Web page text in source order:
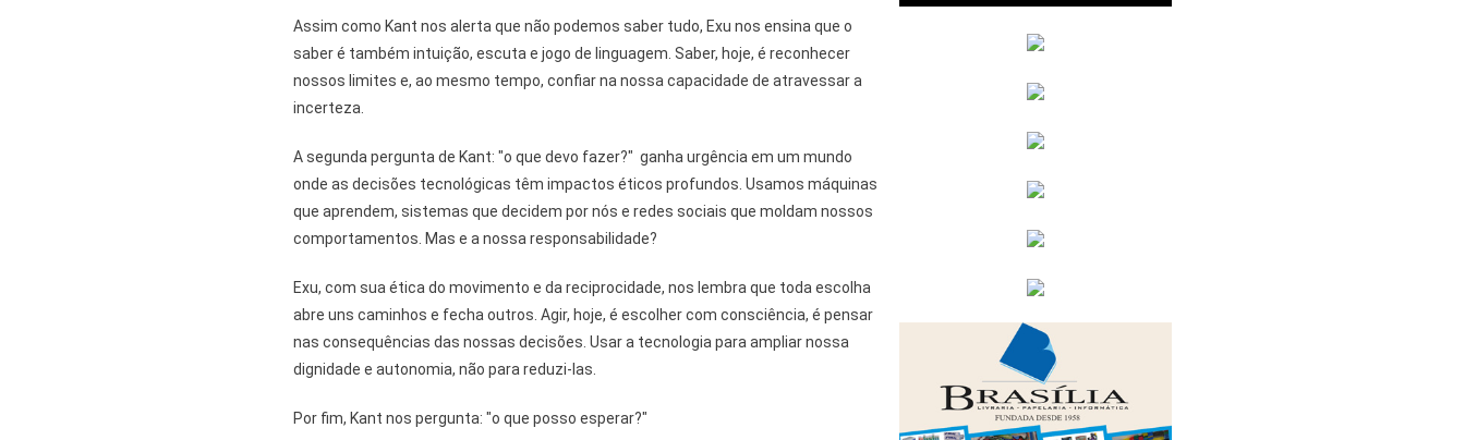
Assim como Kant nos alerta que não podemos saber tudo, Exu nos ensina que o
saber é também intuição, escuta e jogo de linguagem. Saber, hoje, é reconhecer
nossos limites e, ao mesmo tempo, confiar na nossa capacidade de atravessar a
incerteza.
A segunda pergunta de Kant: "o que devo fazer?" ganha urgência em um mundo
onde as decisões tecnológicas têm impactos éticos profundos. Usamos máquinas
que aprendem, sistemas que decidem por nós e redes sociais que moldam nossos
comportamentos. Mas e a nossa responsabilidade?
Exu, com sua ética do movimento e da reciprocidade, nos lembra que toda escolha
abre uns caminhos e fecha outros. Agir, hoje, é escolher com consciência, é pensar
nas consequências das nossas decisões. Usar a tecnologia para ampliar nossa
dignidade e autonomia, não para reduzi-las.
Por fim, Kant nos pergunta: "o que posso esperar?"